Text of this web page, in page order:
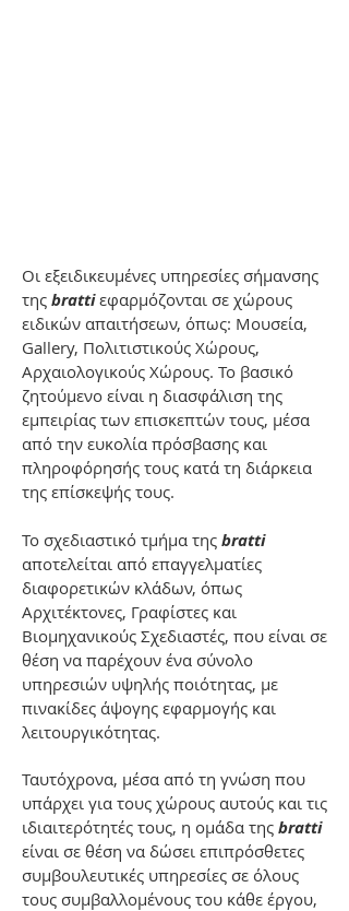
Οι εξειδικευμένες υπηρεσίες σήμανσης
της brattiεφαρμόζονται σε χώρους
ειδικών απαιτήσεων, όπως: Μουσεία,
Gallery, Πολιτιστικούς Χώρους,
Αρχαιολογικούς Χώρους. Το βασικό
ζητούμενο είναι η διασφάλιση της
εμπειρίας των επισκεπτών τους, μέσα
από την ευκολία πρόσβασης και
πληροφόρησής τους κατά τη διάρκεια
της επίσκεψής τους.
Το σχεδιαστικό τμήμα της bratti
αποτελείται από επαγγελματίες
διαφορετικών κλάδων, όπως
Αρχιτέκτονες, Γραφίστες και
Βιομηχανικούς Σχεδιαστές, που είναι σε
θέση να παρέχουν ένα σύνολο
υπηρεσιών υψηλής ποιότητας, με
πινακίδες άψογης εφαρμογής και
λειτουργικότητας.
Ταυτόχρονα, μέσα από τη γνώση που
υπάρχει για τους χώρους αυτούς και τις
ιδιαιτερότητές τους, η ομάδα της bratti
είναι σε θέση να δώσει επιπρόσθετες
συμβουλευτικές υπηρεσίες σε όλους
τους συμβαλλομένους του κάθε έργου,